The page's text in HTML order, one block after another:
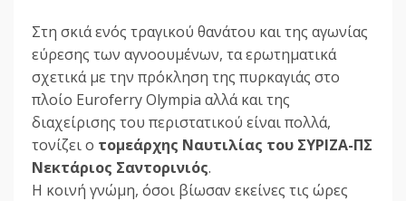
Στη σκιά ενός τραγικού θανάτου και της αγωνίας
εύρεσης των αγνοουμένων, τα ερωτηματικά
σχετικά με την πρόκληση της πυρκαγιάς στο
πλοίο Euroferry Olympia αλλά και της
διαχείρισης του περιστατικού είναι πολλά,
τονίζει ο τομεάρχης Ναυτιλίας του ΣΥΡΙΖΑ-ΠΣ
Νεκτάριος Σαντορινιός.
Η κοινή γνώμη, όσοι βίωσαν εκείνες τις ώρες